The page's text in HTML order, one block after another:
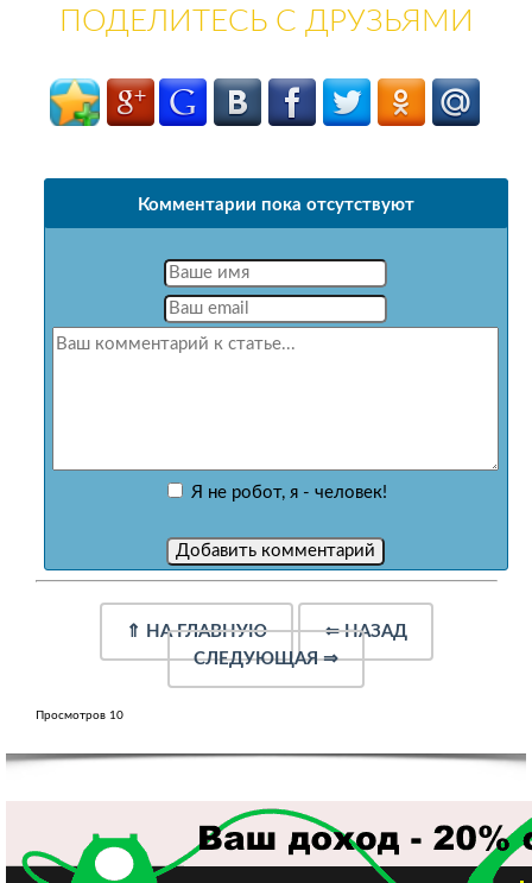
ПОДЕЛИТЕСЬ С ДРУЗЬЯМИ
Комментарии пока отсутствуют
Я не робот, я - человек!
⇑ НА ГЛАВНУЮ ⇐НАЗАД
СЛЕДУЮЩАЯ⇒
Просмотров 10